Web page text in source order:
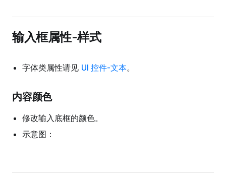
输入框属性-样式
字体类属性请见 UI 控件-文本。
内容颜色
修改输入底框的颜色。
示意图：